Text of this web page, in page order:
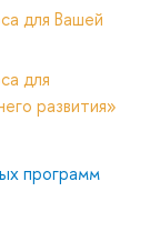
для Вашей
для
развития»
программ